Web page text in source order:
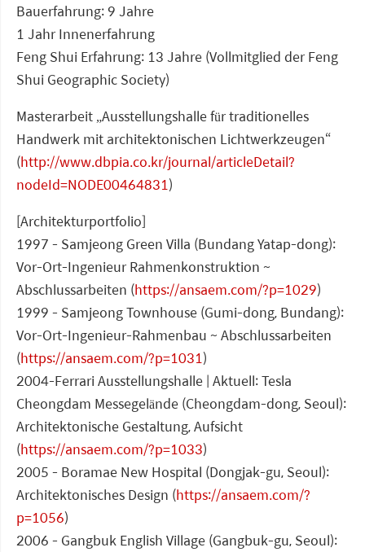
Bauerfahrung: 9 Jahre
1 Jahr Innenerfahrung
Feng Shui Erfahrung: 13 Jahre (Vollmitglied der Feng
Shui Geographic Society)
Masterarbeit „Ausstellungshalle für traditionelles
Handwerk mit architektonischen Lichtwerkzeugen“
(http://www.dbpia.co.kr/journal/articleDetail?
nodeId=NODE00464831)
[Architekturportfolio]
1997 - Samjeong Green Villa (Bundang Yatap-dong):
Vor-Ort-Ingenieur Rahmenkonstruktion ~
Abschlussarbeiten (https://ansaem.com/?p=1029)
1999 - Samjeong Townhouse (Gumi-dong, Bundang):
Vor-Ort-Ingenieur-Rahmenbau ~ Abschlussarbeiten
(https://ansaem.com/?p=1031)
2004-Ferrari Ausstellungshalle | Aktuell: Tesla
Cheongdam Messegelände (Cheongdam-dong, Seoul):
Architektonische Gestaltung, Aufsicht
(https://ansaem.com/?p=1033)
2005 - Boramae New Hospital (Dongjak-gu, Seoul):
Architektonisches Design (https://ansaem.com/?
p=1056)
2006 - Gangbuk English Village (Gangbuk-gu, Seoul):